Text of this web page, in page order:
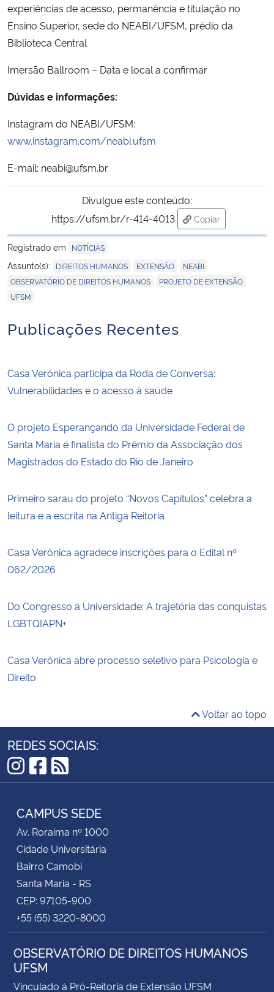
experiências de acesso, permanência e titulação no
Ensino Superior, sede do NEABI/UFSM, prédio da
Biblioteca Central
Imersão Ballroom – Data e local a confirmar
Dúvidas e informações:
Instagram do NEABI/UFSM:
www.instagram.com/neabi.ufsm
E-mail: neabi@ufsm.br
Divulgue este conteúdo:
https://ufsm.br/r-414-4013
Copiar
para área de
Registrado em
NOTÍCIAS
Assunto(s): DIREITOS HUMANOS EXTENSÃO NEABI
OBSERVATÓRIO DE DIREITOS HUMANOS PROJETO DE EXTENSÃO
UFSM
Publicações Recentes
Casa Verônica participa da Roda de Conversa:
Vulnerabilidades e o acesso à saúde
O projeto Esperançando da Universidade Federal de
Santa Maria é finalista do Prêmio da Associação dos
Magistrados do Estado do Rio de Janeiro
Primeiro sarau do projeto “Novos Capítulos” celebra a
leitura e a escrita na Antiga Reitoria
Casa Verônica agradece inscrições para o Edital nº
062/2026
Do Congresso à Universidade: A trajetória das conquistas
LGBTQIAPN+
Casa Verônica abre processo seletivo para Psicologia e
Direito
Voltar ao topo
REDES SOCIAIS:
Instagram
Facebook
RSS
CAMPUS SEDE
Av. Roraima nº 1000
Cidade Universitária
Bairro Camobi
Santa Maria - RS
CEP: 97105-900
+55 (55) 3220-8000
OBSERVATÓRIO DE DIREITOS HUMANOS
UFSM
Vinculado à Pró-Reitoria de Extensão UFSM